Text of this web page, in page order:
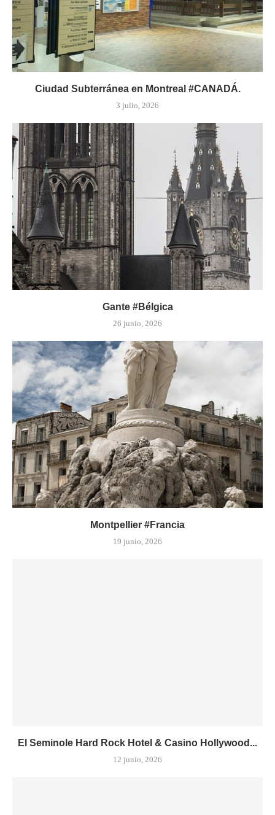
Ciudad Subterránea en Montreal #CANADÁ.
3 julio, 2026
Gante #Bélgica
26 junio, 2026
Montpellier #Francia
19 junio, 2026
El Seminole Hard Rock Hotel & Casino Hollywood...
12 junio, 2026